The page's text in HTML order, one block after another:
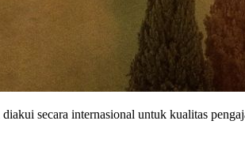
secara internasional untuk kualitas